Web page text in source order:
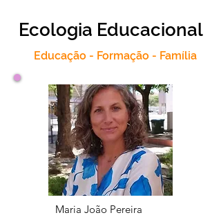
Ecologia Educacional
Educação - Formação - Família
Maria João Pereira